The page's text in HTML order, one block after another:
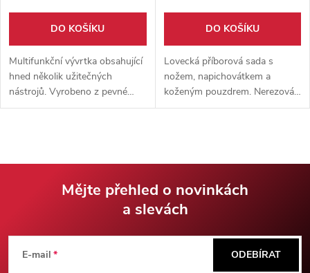
DO KOŠÍKU
Multifunkční vývrtka obsahující
hned několik užitečných
nástrojů. Vyrobeno z pevné
nerezové oceli, skladná a lehce
DO KOŠÍKU
Lovecká příborová sada s
nožem, napichovátkem a
koženým pouzdrem. Nerezová
ocel, střenky z bizoního rohu a
Mějte přehled o novinkách
a slevách
E-mail ODEBÍRAT